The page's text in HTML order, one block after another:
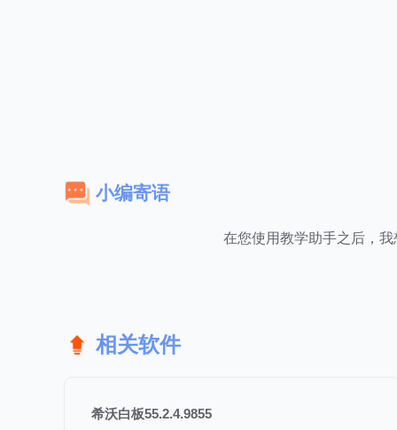
小编寄语
在您使用教学助手之后，
相关软件
希沃白板55.2.4.9855